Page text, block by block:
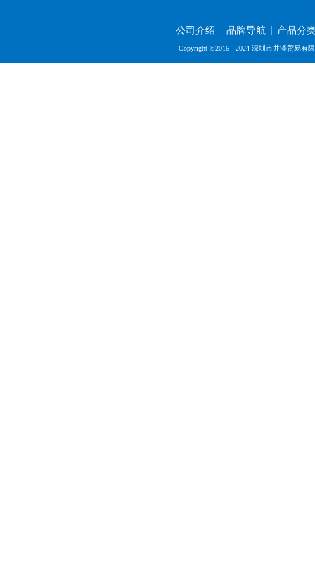
公司介绍 品牌导航 产品分
Copyright ©2016 - 2024 深圳市井泽贸易有